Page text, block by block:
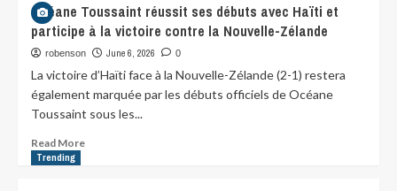
Océane Toussaint réussit ses débuts avec Haïti et
participe à la victoire contre la Nouvelle-Zélande
robenson June 6, 2026 0
La victoire d’Haïti face à la Nouvelle-Zélande (2-1) restera
également marquée par les débuts officiels de Océane
Toussaint sous les...
Read More
Trending